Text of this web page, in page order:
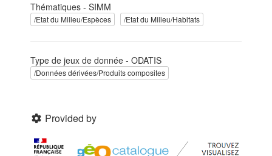
Thématiques - SIMM
/Etat du Milieu/Espèces /Etat du Milieu/Habitats
Type de jeux de donnée - ODATIS
/Données dérivées/Produits composites
Provided by